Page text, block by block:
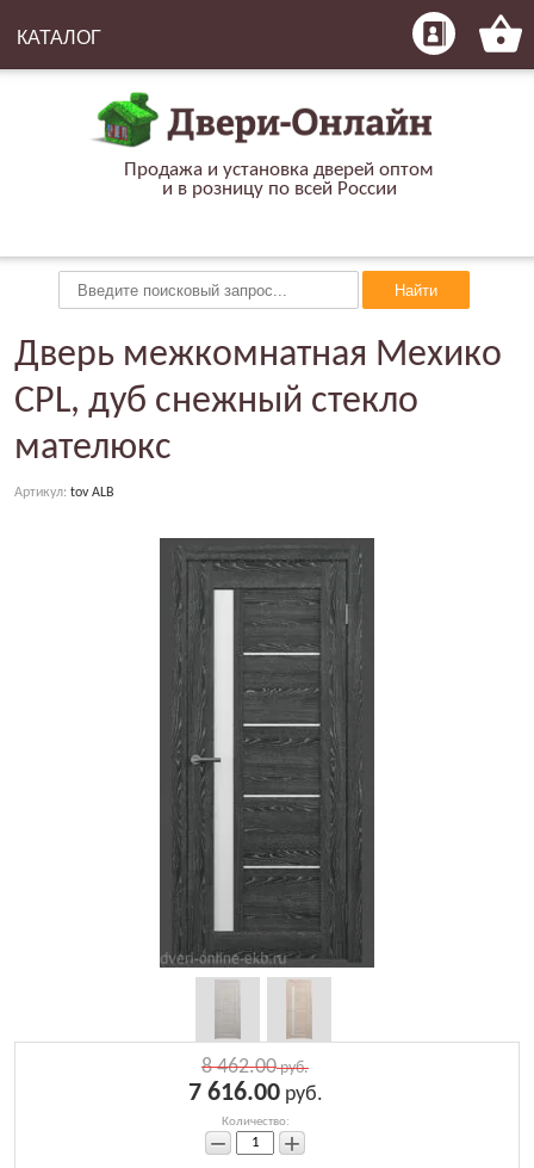
КАТАЛОГ
Продажа и установка дверей оптом
и в розницу по всей России
Найти
Дверь межкомнатная Мехико
CPL, дуб снежный стекло
мателюкс
Артикул: tov ALB
8 462.00руб.
7 616.00руб.
Количество:
− +